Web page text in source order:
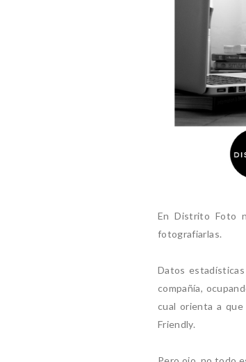
En Distrito Foto
fotografiarlas.
Datos
compañía,
cual orienta a
Friendly.